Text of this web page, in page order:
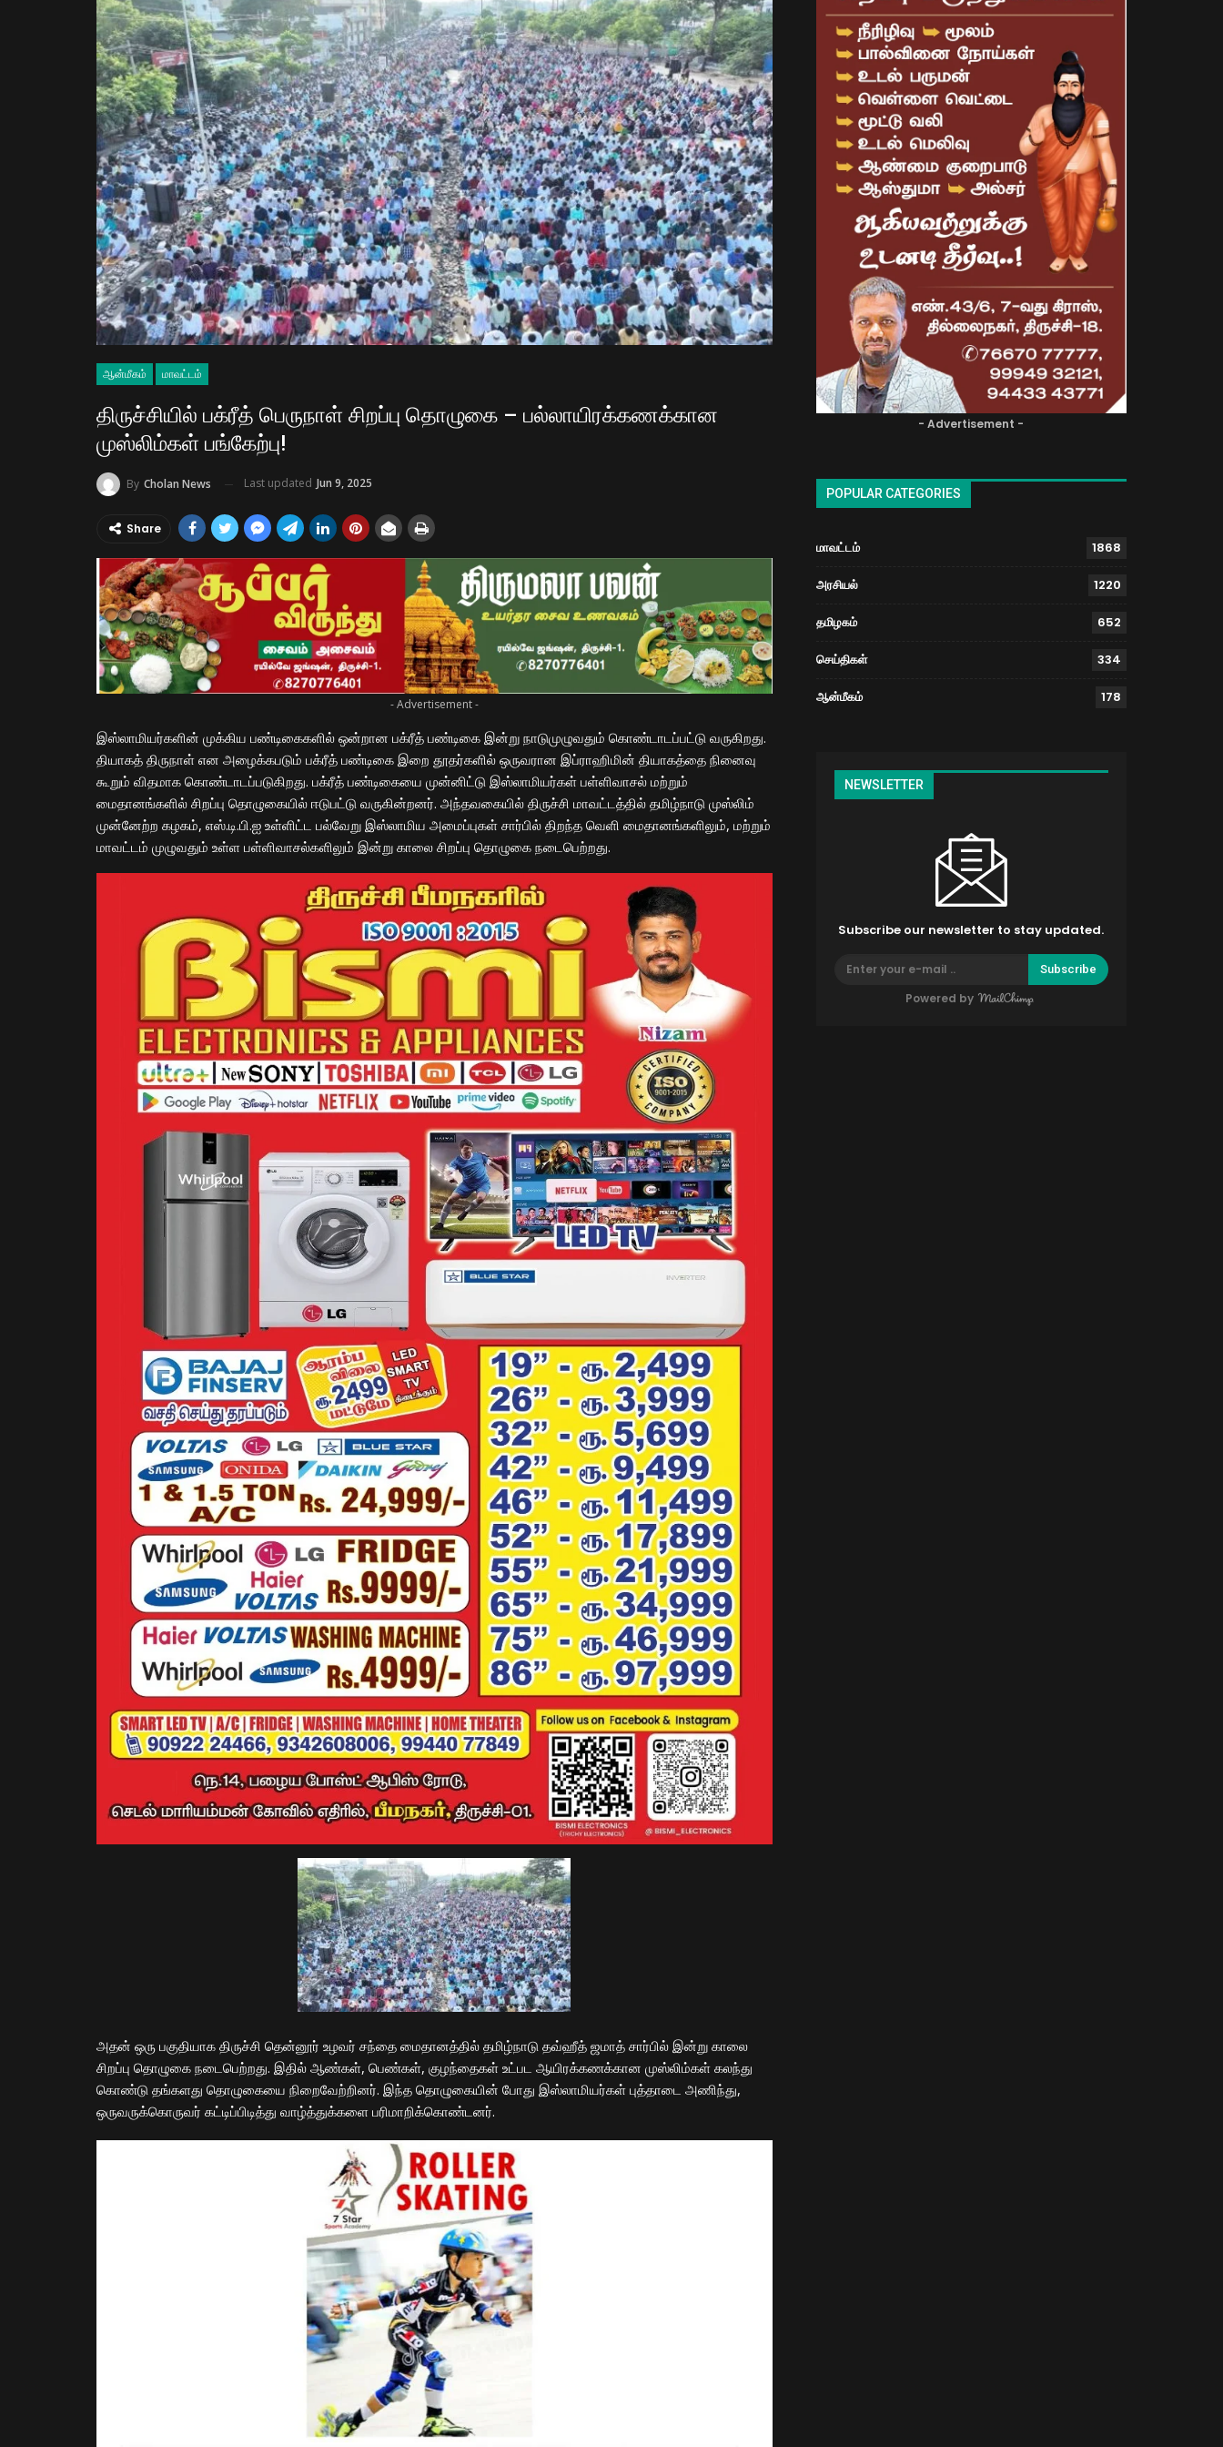
ஆன்மீகம் மாவட்டம்
திருச்சியில் பக்ரீத் பெருநாள் சிறப்பு தொழுகை – பல்லாயிரக்கணக்கான
முஸ்லிம்கள் பங்கேற்பு!
By Cholan News Last updated Jun 9, 2025
Share
- Advertisement -
இஸ்லாமியர்களின் முக்கிய பண்டிகைகளில் ஒன்றான பக்ரீத் பண்டிகை இன்று நாடுமுழுவதும் கொண்டாடப்பட்டு வருகிறது.
தியாகத் திருநாள் என அழைக்கபடும் பக்ரீத் பண்டிகை இறை தூதர்களில் ஒருவரான இப்ராஹிமின் தியாகத்தை நினைவு
கூறும் விதமாக கொண்டாடப்படுகிறது. பக்ரீத் பண்டிகையை முன்னிட்டு இஸ்லாமியர்கள் பள்ளிவாசல் மற்றும்
மைதானங்களில் சிறப்பு தொழுகையில் ஈடுபட்டு வருகின்றனர். அந்தவகையில் திருச்சி மாவட்டத்தில் தமிழ்நாடு முஸ்லிம்
முன்னேற்ற கழகம், எஸ்.டி.பி.ஐ உள்ளிட்ட பல்வேறு இஸ்லாமிய அமைப்புகள் சார்பில் திறந்த வெளி மைதானங்களிலும், மற்றும்
மாவட்டம் முழுவதும் உள்ள பள்ளிவாசல்களிலும் இன்று காலை சிறப்பு தொழுகை நடைபெற்றது.
அதன் ஒரு பகுதியாக திருச்சி தென்னூர் உழவர் சந்தை மைதானத்தில் தமிழ்நாடு தவ்ஹீத் ஜமாத் சார்பில் இன்று காலை
சிறப்பு தொழுகை நடைபெற்றது. இதில் ஆண்கள், பெண்கள், குழந்தைகள் உட்பட ஆயிரக்கணக்கான முஸ்லிம்கள் கலந்து
கொண்டு தங்களது தொழுகையை நிறைவேற்றினர். இந்த தொழுகையின் போது இஸ்லாமியர்கள் புத்தாடை அணிந்து,
ஒருவருக்கொருவர் கட்டிப்பிடித்து வாழ்த்துக்களை பரிமாறிக்கொண்டனர்.
- Advertisement -
POPULAR CATEGORIES
மாவட்டம் 1868
அரசியல் 1220
தமிழகம் 652
செய்திகள் 334
ஆன்மீகம் 178
NEWSLETTER
Subscribe our newsletter to stay updated.
Subscribe
Powered by